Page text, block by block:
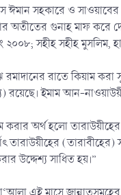
ঈমান সহকারে ও
অতীতের গুনাহ মাফ করে
২০০৮; সহীহ সহীহ মুসলিম,
রাতে কিয়াম করা
রয়েছে। ইমাম আন-
করার অর্থ হলো
তারাউয়ীহের
উদ্দেশ্য সাধিত হয়।”